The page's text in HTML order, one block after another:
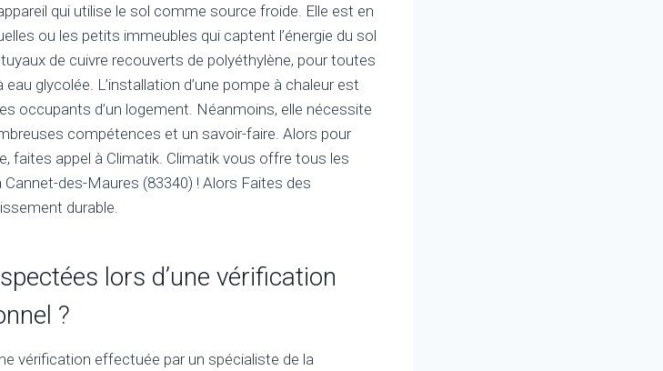
qui utilise le sol comme source froide. Elle est en
ou les petits immeubles qui captent l’énergie du sol
de cuivre recouverts de polyéthylène, pour toutes
glycolée. L’installation d’une pompe à chaleur est
occupants d’un logement. Néanmoins, elle nécessite
compétences et un savoir-faire. Alors pour
faites appel à Climatik. Climatik vous offre tous les
des-Maures (83340) ! Alors Faites des
durable.
lors d’une vérification
?
vérification effectuée par un spécialiste de la